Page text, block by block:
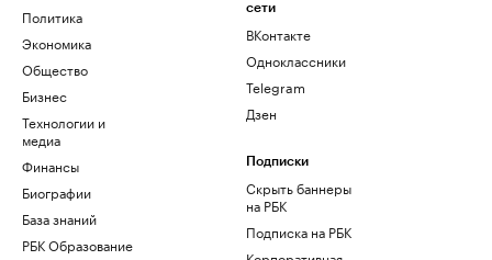
Политика
Экономика
Общество
Бизнес
Технологии и
медиа
Финансы
Биографии
База знаний
РБК Образование
сети
ВКонтакте
Одноклассники
Telegram
Дзен
Подписки
Скрыть баннеры
на РБК
Подписка на РБК